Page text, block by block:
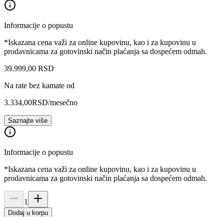
Informacije o popustu
*Iskazana cena važi za online kupovinu, kao i za kupovinu u
prodavnicama za gotovinski način plaćanja sa dospećem odmah.
39.999,00 RSD
Na rate bez kamate od
3.334,00RSD/mesečno
Saznajte više
Informacije o popustu
*Iskazana cena važi za online kupovinu, kao i za kupovinu u
prodavnicama za gotovinski način plaćanja sa dospećem odmah.
1
Dodaj u korpu